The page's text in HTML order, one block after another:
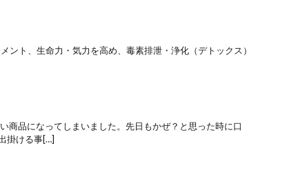
ント、生命力・気力を高め、毒素排泄・浄化（デトックス）
商品になってしまいました。先日もかぜ？と思った時に口
掛ける事[…]